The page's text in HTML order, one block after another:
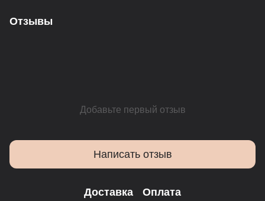
Отзывы
Добавьте первый отзыв
Написать отзыв
Доставка Оплата